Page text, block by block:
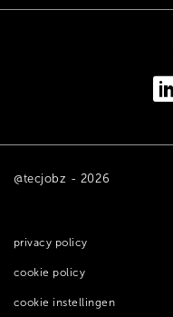
@tecjobz - 2026
privacy policy
cookie policy
cookie instellingen